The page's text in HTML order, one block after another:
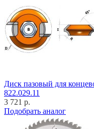
Диск пазовый для
822.029.11
3 721 р.
Подобрать аналог